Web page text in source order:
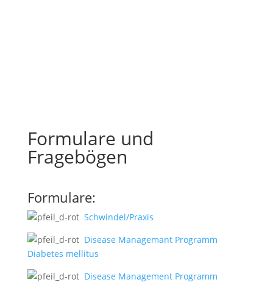
Formulare und
Fragebögen
Formulare:
Schwindel/Praxis
Disease Managemant Programm
Diabetes mellitus
Disease Management Programm